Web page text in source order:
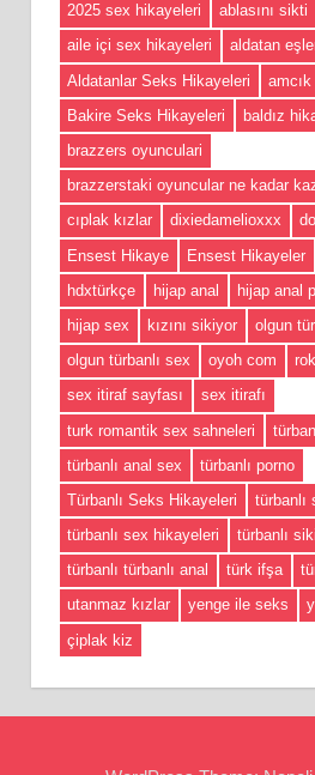
2025 sex hikayeleri
ablasını sikti
aile içi sex hikayeleri
aldatan
Aldatanlar Seks Hikayeleri
Bakire Seks Hikayeleri
baldız
brazzers oyunculari
brazzerstaki oyuncular ne kadar
cıplak kızlar
dixiedamelioxxx
Ensest Hikaye
Ensest Hikayeler
hdxtürkçe
hijap anal hijap anal
hijap sex
kızını sikiyor
olgun
olgun türbanlı sex
oyoh com
sex itiraf sayfası
sex itirafı
turk romantik sex sahneleri
türbanlı anal sex
türbanlı porno
Türbanlı Seks Hikayeleri
türbanlı
türbanlı sex hikayeleri
türbanlı
türbanlı türbanlı anal
türk ifşa
utanmaz kızlar
yenge ile seks
çiplak kiz